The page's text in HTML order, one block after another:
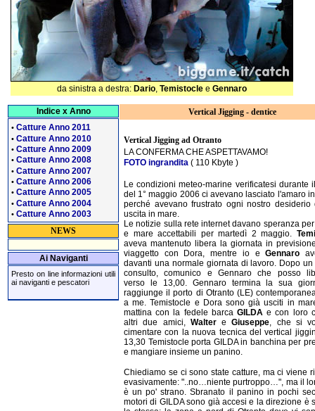
Indice x Anno
• Catture Anno 2011
• Catture Anno 2010
• Catture Anno 2009
• Catture Anno 2008
• Catture Anno 2007
• Catture Anno 2006
• Catture Anno 2005
• Catture Anno 2004
• Catture Anno 2003
NEWS
Ai Naviganti
Presto on line informazioni utili
ai naviganti e pescatori
Vertical Jigging - dentice
Vertical Jigging ad Otranto
LA CONFERMA CHE ASPETTAVAMO!
FOTO ingrandita ( 110 Kbyte )
Le condizioni meteo-marine verificatesi durante
del 1° maggio 2006 ci avevano lasciato l'amaro
perché avevano frustrato ogni nostro desiderio
uscita in mare.
Le notizie sulla rete internet davano speranza
e mare accettabili per martedì 2 maggio.
aveva mantenuto libera la giornata in
viaggetto con Dora, mentre io eGennaro
davanti una normale giornata di lavoro. Dopo
consulto, comunico e Gennaro che posso
verso le 13,00. Gennaro termina la sua
raggiunge il porto di Otranto (LE)
a me. Temistocle e Dora sono già usciti in
mattina con la fedele barca GILDA e con loro
altri due amici, WaltereGiuseppe , che si
cimentare con la nuova tecnica del vertical
13,30 Temistocle porta GILDA in banchina per
e mangiare insieme un panino.
Chiediamo se ci sono state catture, ma ci viene
evasivamente: "..no…niente purtroppo…", ma il
è un po' strano. Sbranato il panino in pochi
motori di GILDA sono già accesi e la direzione è
da sinistra a destra: Dario, Temistocle e Gennaro